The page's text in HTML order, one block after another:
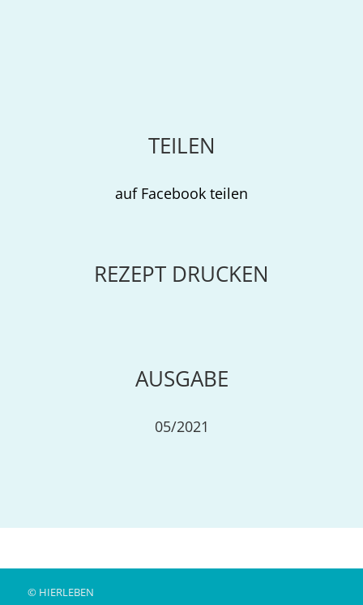
TEILEN
auf Facebook teilen
REZEPT DRUCKEN
AUSGABE
05/2021
© HIERLEBEN